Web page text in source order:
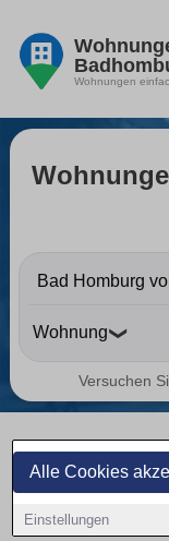
Alle Cookies
Einstellungen
Wohnungen
❯
Versuchen